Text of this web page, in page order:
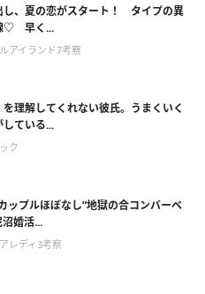
し、夏の恋がスタート！ タイプの異
♡ 早く...
アイランド7考察
を理解してくれない彼氏。うまくいく
している...
ク
ップルほぼなし”地獄の合コンバーベ
婚活...
レディ3考察